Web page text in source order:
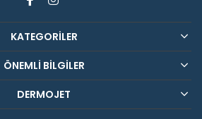
KATEGORİLER
ÖNEMLİ BİLGİLER
DERMOJET